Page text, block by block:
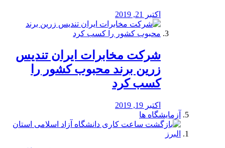
اکتبر 21, 2019
شرکت مخابرات ایران تندیس
زرین برند محبوب کشور را
کسب کرد
اکتبر 19, 2019
آزمایشگاه ها